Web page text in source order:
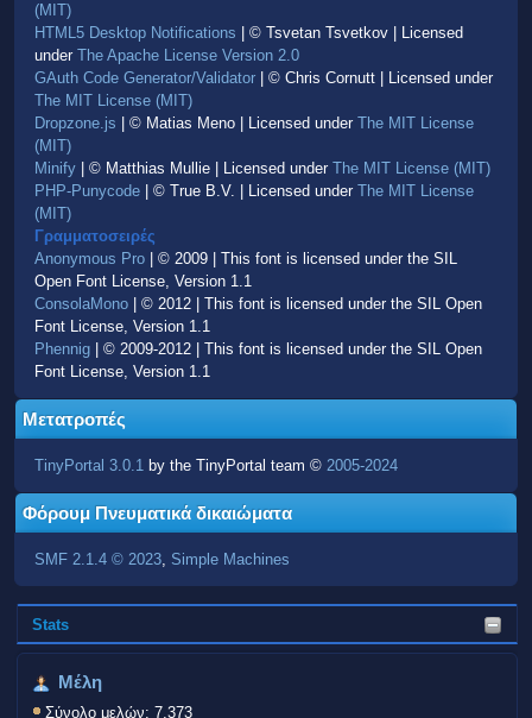
Stats
Μέλη
Σύνολο μελών: 7,373
(MIT)
HTML5 Desktop Notifications | © Tsvetan Tsvetkov | Licensed
under The Apache License Version 2.0
GAuth Code Generator/Validator | © Chris Cornutt | Licensed under
The MIT License (MIT)
Dropzone.js | © Matias Meno | Licensed under The MIT License
(MIT)
Minify | © Matthias Mullie | Licensed under The MIT License (MIT)
PHP-Punycode | © True B.V. | Licensed under The MIT License
(MIT)
Γραμματοσειρές
Anonymous Pro | © 2009 | This font is licensed under the SIL
Open Font License, Version 1.1
ConsolaMono | © 2012 | This font is licensed under the SIL Open
Font License, Version 1.1
Phennig | © 2009-2012 | This font is licensed under the SIL Open
Font License, Version 1.1
Μετατροπές
TinyPortal 3.0.1 by the TinyPortal team © 2005-2024
Φόρουμ Πνευματικά δικαιώματα
SMF 2.1.4 © 2023, Simple Machines